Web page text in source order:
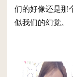
们的好像还是那
似我们的幻觉。